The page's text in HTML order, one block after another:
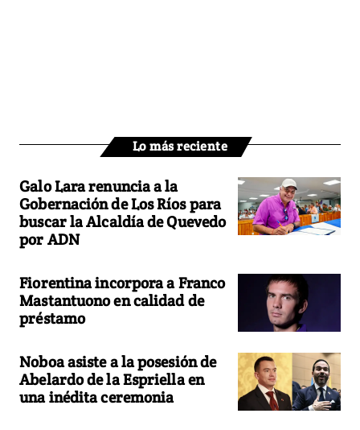
Lo más reciente
Galo Lara renuncia a la
Gobernación de Los Ríos para
buscar la Alcaldía de Quevedo
por ADN
Fiorentina incorpora a Franco
Mastantuono en calidad de
préstamo
Noboa asiste a la posesión de
Abelardo de la Espriella en
una inédita ceremonia